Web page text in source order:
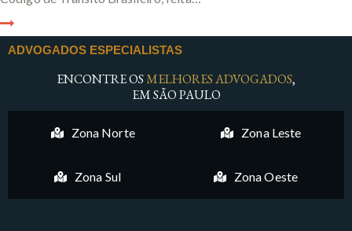
ADVOGADOS ESPECIALISTAS
ENCONTRE OSMELHORES ADVOGADOS,
EM SÃO PAULO
Zona Norte Zona Leste
Zona Sul Zona Oeste